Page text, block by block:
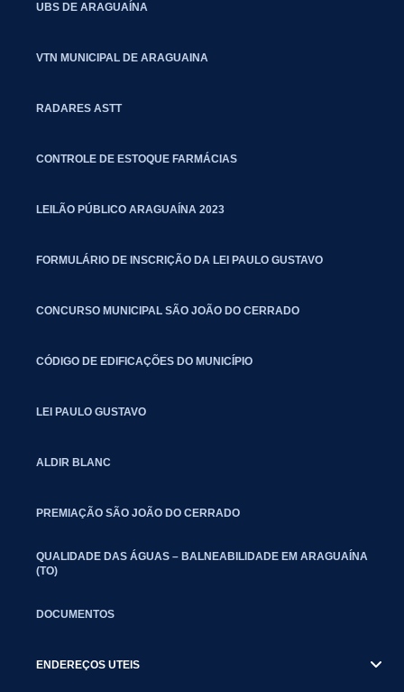
UBS DE ARAGUAÍNA
VTN MUNICIPAL DE ARAGUAINA
RADARES ASTT
CONTROLE DE ESTOQUE FARMÁCIAS
LEILÃO PÚBLICO ARAGUAÍNA 2023
FORMULÁRIO DE INSCRIÇÃO DA LEI PAULO GUSTAVO
CONCURSO MUNICIPAL SÃO JOÃO DO CERRADO
CÓDIGO DE EDIFICAÇÕES DO MUNICÍPIO
LEI PAULO GUSTAVO
ALDIR BLANC
PREMIAÇÃO SÃO JOÃO DO CERRADO
QUALIDADE DAS ÁGUAS – BALNEABILIDADE EM ARAGUAÍNA
(TO)
DOCUMENTOS
ENDEREÇOS UTEIS